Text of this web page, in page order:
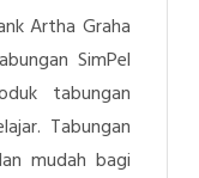
Artha Graha
SimPel
tabungan
Tabungan
mudah bagi